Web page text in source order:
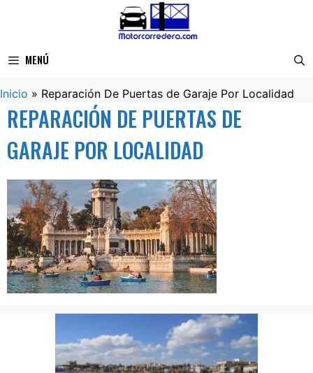
MENÚ
Inicio » Reparación De Puertas de Garaje Por Localidad
REPARACIÓN DE PUERTAS DE
GARAJE POR LOCALIDAD